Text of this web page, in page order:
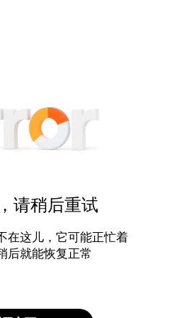
请稍后重试
在这儿，它可能正忙着
后就能恢复正常